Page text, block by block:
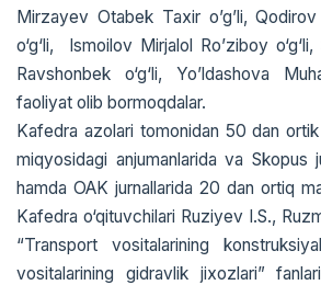
Mirzayev Otabek Taxir o’g’li,
o‘g‘li, Ismoilov Mirjalol Ro’ziboy
Ravshonbek o‘g‘li, Yo’ldashova
faoliyat olib bormoqdalar.
Kafedra azolari tomonidan 50 dan
miqyosidagi anjumanlarida va Skopus
hamda OAK jurnallarida 20 dan ortiq
Kafedra o‘qituvchilari Ruziyev I.S.,
“Transport vositalarining
vositalarining gidravlik jixozlari”